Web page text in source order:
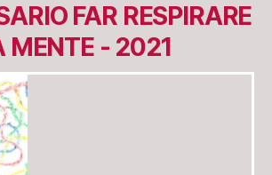
FAR RESPIRARE
MENTE - 2021